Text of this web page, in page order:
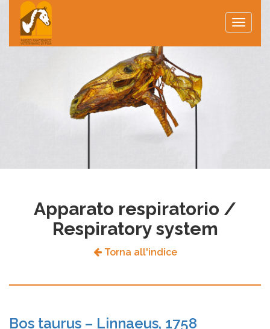
Toggle
Apparato respiratorio /
Respiratory system
Torna all'indice
Bos taurus – Linnaeus, 1758